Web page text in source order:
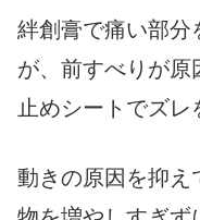
絆創膏で痛い部分
が、前すべりが原
止めシートでズレ
動きの原因を抑え